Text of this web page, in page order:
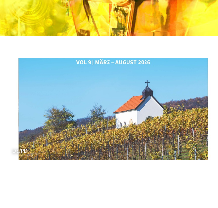
DE/PD